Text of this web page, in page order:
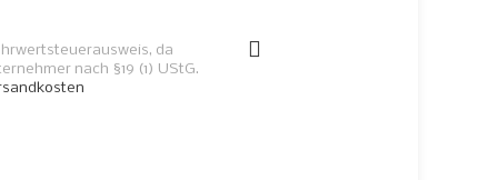
da
nach §19 (1) UStG.